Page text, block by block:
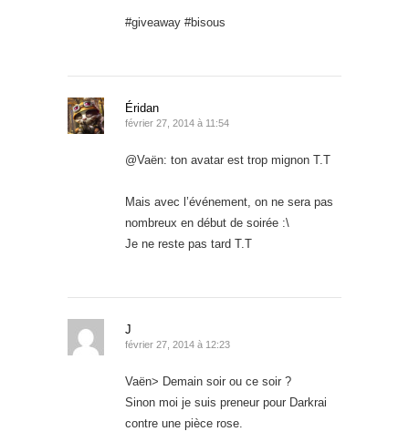
#giveaway #bisous
Éridan
février 27, 2014 à 11:54
@Vaën: ton avatar est trop mignon T.T
Mais avec l’événement, on ne sera pas
nombreux en début de soirée :\
Je ne reste pas tard T.T
J
février 27, 2014 à 12:23
Vaën> Demain soir ou ce soir ?
Sinon moi je suis preneur pour Darkrai
contre une pièce rose.